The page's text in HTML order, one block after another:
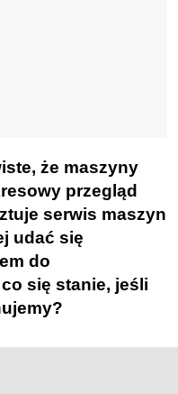
że maszyny
przegląd
serwis maszyn
udać się
do
się stanie, jeśli